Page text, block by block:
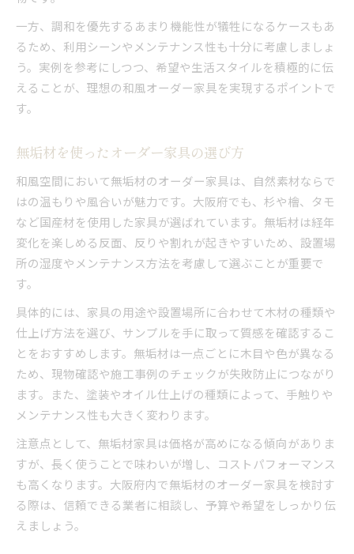
一方、調和を優先するあまり機能性が犠牲になるケースもあ
るため、利用シーンやメンテナンス性も十分に考慮しましょ
う。実例を参考にしつつ、希望や生活スタイルを積極的に伝
えることが、理想の和風オーダー家具を実現するポイントで
す。
無垢材を使ったオーダー家具の選び方
和風空間において無垢材のオーダー家具は、自然素材ならで
はの温もりや風合いが魅力です。大阪府でも、杉や檜、タモ
など国産材を使用した家具が選ばれています。無垢材は経年
変化を楽しめる反面、反りや割れが起きやすいため、設置場
所の湿度やメンテナンス方法を考慮して選ぶことが重要で
す。
具体的には、家具の用途や設置場所に合わせて木材の種類や
仕上げ方法を選び、サンプルを手に取って質感を確認するこ
とをおすすめします。無垢材は一点ごとに木目や色が異なる
ため、現物確認や施工事例のチェックが失敗防止につながり
ます。また、塗装やオイル仕上げの種類によって、手触りや
メンテナンス性も大きく変わります。
注意点として、無垢材家具は価格が高めになる傾向がありま
すが、長く使うことで味わいが増し、コストパフォーマンス
も高くなります。大阪府内で無垢材のオーダー家具を検討す
る際は、信頼できる業者に相談し、予算や希望をしっかり伝
えましょう。